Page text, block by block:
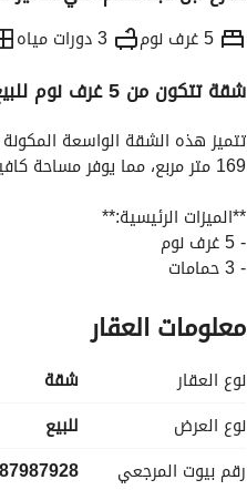
5 غرف نوم 3 دورات مياه
معلومات ترخيص
شقة تتكون من 5 غرف نوم للبيع في الأمير عبدالمجيد، جدة
169 متر مربع، مما يوفر مساحة كافية للعائلات أو الأفراد الباحثين عن الراحة والسهولة.
**الميزات الرئيسية:**
- 5 غرف نوم
- 3 حمامات
- السعر: 540,000 ريال سعودي
- غير مفروشة
**المرافق:**
- الألياف الضوئية لتوفير إنترنت
- نظام كهرباء موثوق
- إمدادات مياه مستمرة
معلومات العقار
نوع العقار
شقة
نوع العرض
للبيع
رقم بيوت المرجعي
87987928